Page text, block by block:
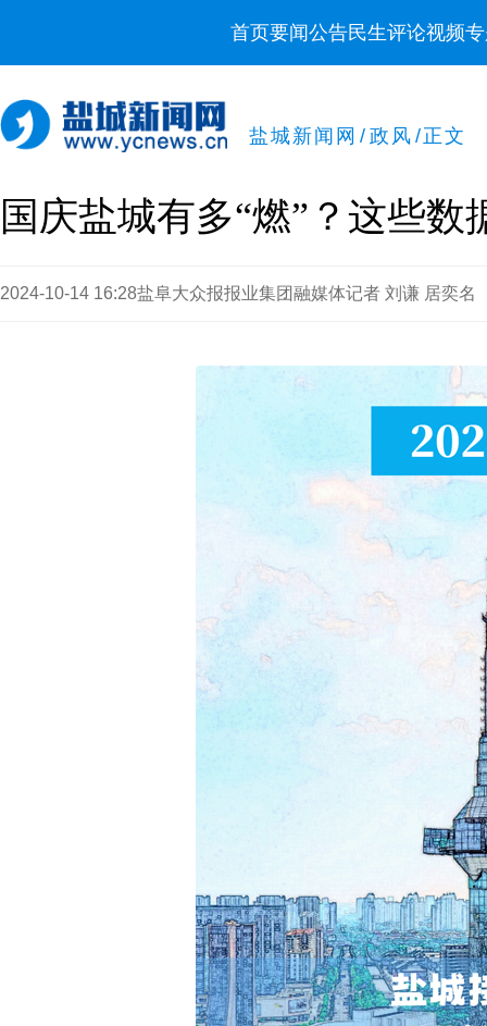
首页要闻公告民生评论视频
盐城新闻网 / 政风 /正文
国庆盐城有多“燃”？这些数
2024-10-14 16:28盐阜大众报报业集团融媒体记者 刘谦 居奕名